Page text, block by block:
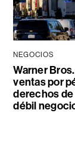
NEGOCIOS
Warner
ventas por
derechos de
débil